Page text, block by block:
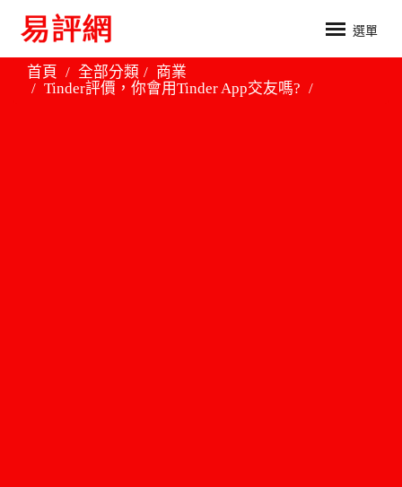
選單
首頁 全部分類
商業
Tinder評價，你會用Tinder App交友嗎?